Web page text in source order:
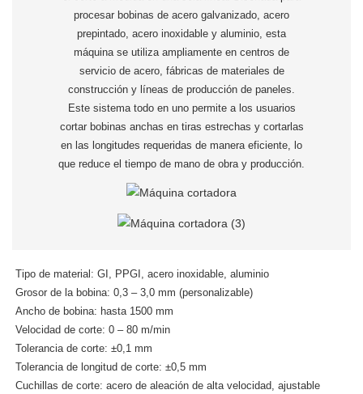
procesar bobinas de acero galvanizado, acero
prepintado, acero inoxidable y aluminio, esta
máquina se utiliza ampliamente en centros de
servicio de acero, fábricas de materiales de
construcción y líneas de producción de paneles.
Este sistema todo en uno permite a los usuarios
cortar bobinas anchas en tiras estrechas y cortarlas
en las longitudes requeridas de manera eficiente, lo
que reduce el tiempo de mano de obra y producción.
Tipo de material: GI, PPGI, acero inoxidable, aluminio
Grosor de la bobina: 0,3 – 3,0 mm (personalizable)
Ancho de bobina: hasta 1500 mm
Velocidad de corte: 0 – 80 m/min
Tolerancia de corte: ±0,1 mm
Tolerancia de longitud de corte: ±0,5 mm
Cuchillas de corte: acero de aleación de alta velocidad, ajustable